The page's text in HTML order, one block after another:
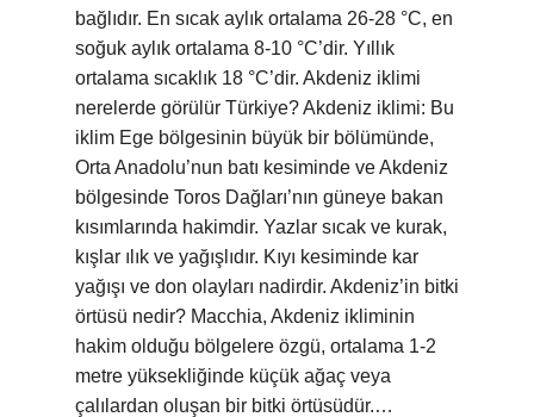
bağlıdır. En sıcak aylık ortalama 26-28 °C, en
soğuk aylık ortalama 8-10 °C’dir. Yıllık
ortalama sıcaklık 18 °C’dir. Akdeniz iklimi
nerelerde görülür Türkiye? Akdeniz iklimi: Bu
iklim Ege bölgesinin büyük bir bölümünde,
Orta Anadolu’nun batı kesiminde ve Akdeniz
bölgesinde Toros Dağları’nın güneye bakan
kısımlarında hakimdir. Yazlar sıcak ve kurak,
kışlar ılık ve yağışlıdır. Kıyı kesiminde kar
yağışı ve don olayları nadirdir. Akdeniz’in bitki
örtüsü nedir? Macchia, Akdeniz ikliminin
hakim olduğu bölgelere özgü, ortalama 1-2
metre yüksekliğinde küçük ağaç veya
çalılardan oluşan bir bitki örtüsüdür.…